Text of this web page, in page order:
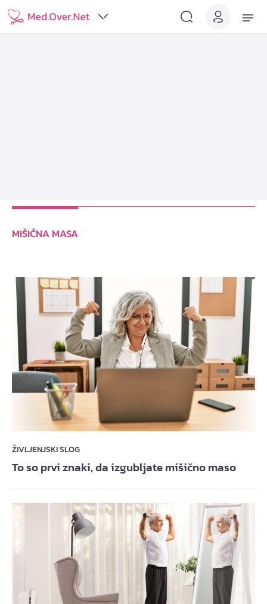
MIŠIČNA MASA
ŽIVLJENJSKI SLOG
To so prvi znaki, da izgubljate mišično maso